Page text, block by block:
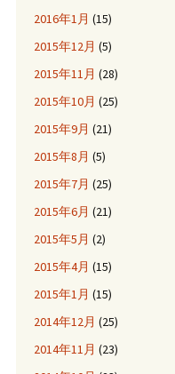
2016年1月 (15)
2015年12月 (5)
2015年11月 (28)
2015年10月 (25)
2015年9月 (21)
2015年8月 (5)
2015年7月 (25)
2015年6月 (21)
2015年5月 (2)
2015年4月 (15)
2015年1月 (15)
2014年12月 (25)
2014年11月 (23)